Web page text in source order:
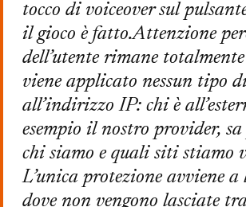
tocco di voiceover sul
il gioco è fatto.Attenzione
dell’utente rimane
viene applicato nessun tipo
all’indirizzo IP: chi è
esempio il nostro provider,
chi siamo e quali siti stiamo
L’unica protezione avviene a
dove non vengono lasciate